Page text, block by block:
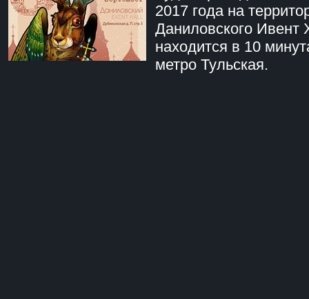
2017 года на
Даниловского Ивент
находится в 10
метро Тульская.